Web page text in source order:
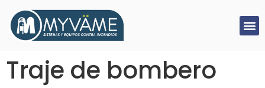
Traje de bombero